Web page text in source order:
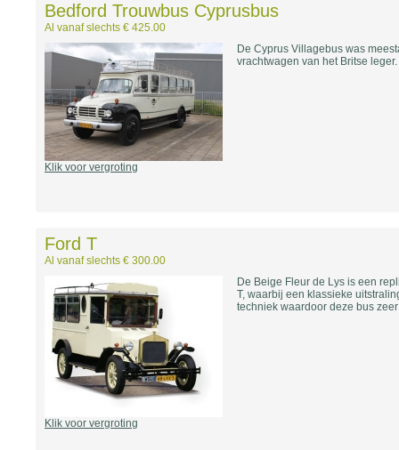
Bedford Trouwbus Cyprusbus
Al vanaf slechts € 425.00
Klik voor vergroting
De Cyprus Villagebus was
vrachtwagen van het Britse leger.
Ford T
Al vanaf slechts € 300.00
Klik voor vergroting
De Beige Fleur de Lys is een
T, waarbij een klassieke
techniek waardoor deze bus